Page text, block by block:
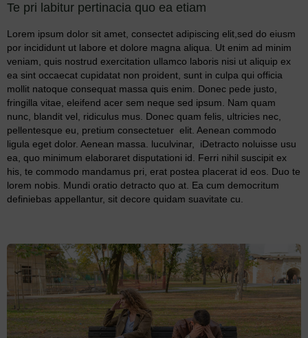
Te pri labitur pertinacia quo ea etiam
Lorem ipsum dolor sit amet, consectet adipiscing elit,sed do eiusm
por incididunt ut labore et dolore magna aliqua. Ut enim ad minim
veniam, quis nostrud exercitation ullamco laboris nisi ut aliquip ex
ea sint occaecat cupidatat non proident, sunt in culpa qui officia
mollit natoque consequat massa quis enim. Donec pede justo,
fringilla vitae, eleifend acer sem neque sed ipsum. Nam quam
nunc, blandit vel, ridiculus mus. Donec quam felis, ultricies nec,
pellentesque eu, pretium consectetuer elit. Aenean commodo
ligula eget dolor. Aenean massa. luculvinar, iDetracto noluisse usu
ea, quo minimum elaboraret disputationi id. Ferri nihil suscipit ex
his, te commodo mandamus pri, erat postea placerat id eos. Duo te
lorem nobis. Mundi oratio detracto quo at. Ea cum democritum
definiebas appellantur, sit decore quidam suavitate cu.